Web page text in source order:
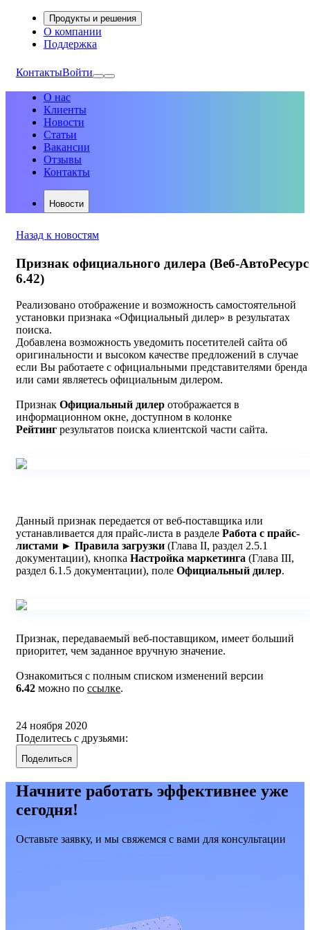
Продукты и решения
О компании
Поддержка
КонтактыВойти
О нас
Клиенты
Новости
Статьи
Вакансии
Отзывы
Контакты
Новости
Назад к новостям
Признак официального дилера (Веб-АвтоРесурс
6.42)
Реализовано отображение и возможность самостоятельной
установки признака «Официальный дилер» в результатах
поиска.
Добавлена возможность уведомить посетителей сайта об
оригинальности и высоком качестве предложений в случае
если Вы работаете с официальными представителями бренда
или сами являетесь официальным дилером.
Признак Официальный дилер отображается в
информационном окне, доступном в колонке
Рейтинг результатов поиска клиентской части сайта.
Данный признак передается от веб-поставщика или
устанавливается для прайс-листа в разделе Работа с прайс-
листами ► Правила загрузки (Глава II, раздел 2.5.1
документации), кнопка Настройка маркетинга (Глава III,
раздел 6.1.5 документации), поле Официальный дилер.
Признак, передаваемый веб-поставщиком, имеет больший
приоритет, чем заданное вручную значение.
Ознакомиться с полным списком изменений версии
6.42 можно по ссылке.
24 ноября 2020
Поделитесь с друзьями:
Поделиться
Начните работать эффективнее уже
сегодня!
Оставьте заявку, и мы свяжемся с вами для консультации